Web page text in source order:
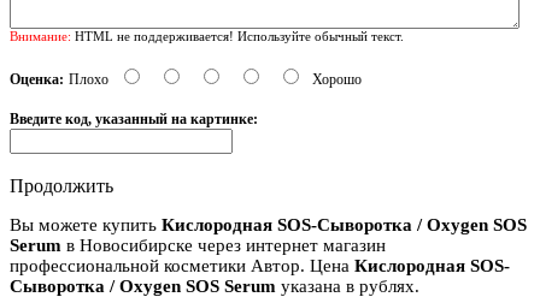
Внимание: HTML не поддерживается! Используйте обычный текст.
Оценка: Плохо Хорошо
Введите код, указанный на картинке:
Продолжить
Вы можете купить Кислородная SOS-Сыворотка / Oxygen SOS
Serum в Новосибирске через интернет магазин
профессиональной косметики Автор. Цена Кислородная SOS-
Сыворотка / Oxygen SOS Serum указана в рублях.